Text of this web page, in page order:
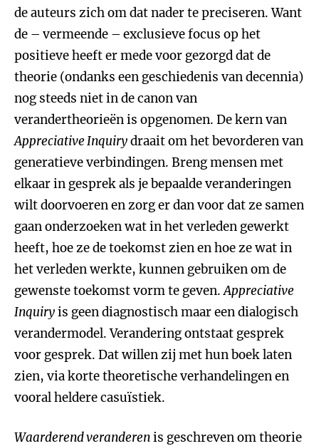
de auteurs zich om dat nader te preciseren. Want
de – vermeende – exclusieve focus op het
positieve heeft er mede voor gezorgd dat de
theorie (ondanks een geschiedenis van decennia)
nog steeds niet in de canon van
verandertheorieën is opgenomen. De kern van
Appreciative Inquirydraait om het bevorderen van
generatieve verbindingen. Breng mensen met
elkaar in gesprek als je bepaalde veranderingen
wilt doorvoeren en zorg er dan voor dat ze samen
gaan onderzoeken wat in het verleden gewerkt
heeft, hoe ze de toekomst zien en hoe ze wat in
het verleden werkte, kunnen gebruiken om de
gewenste toekomst vorm te geven.Appreciative
Inquiryis geen diagnostisch maar een dialogisch
verandermodel. Verandering ontstaat gesprek
voor gesprek. Dat willen zij met hun boek laten
zien, via korte theoretische verhandelingen en
vooral heldere casuïstiek.
Waarderend veranderenis geschreven om theorie